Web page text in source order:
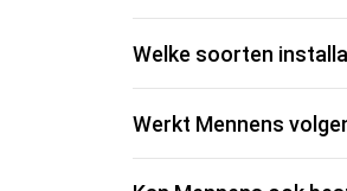
Welke soorten
Werkt Mennens